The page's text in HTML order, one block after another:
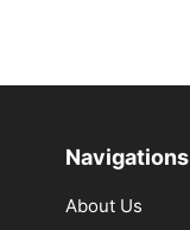
Navigations
About Us